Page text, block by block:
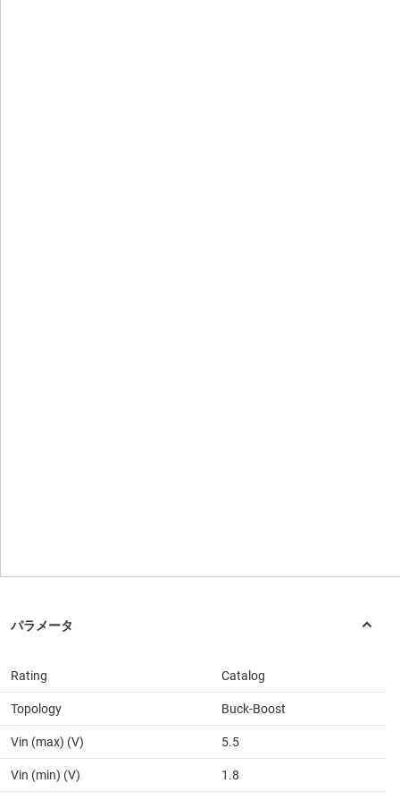
Rating Catalog
Topology Buck-Boost
Vin (max) (V) 5.5
Vin (min) (V) 1.8